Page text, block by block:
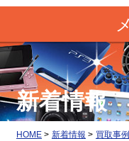
新着情報
HOME > 新着情報 > 買取事例